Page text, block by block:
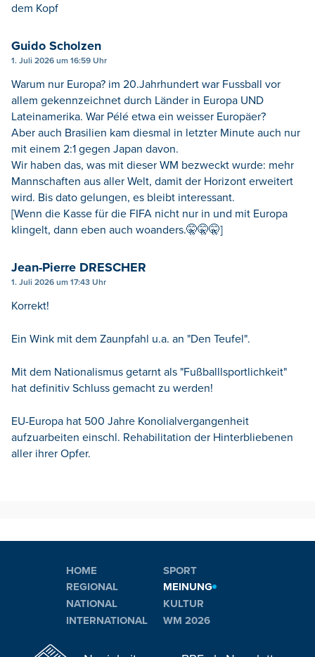
dem Kopf
Guido Scholzen
1. Juli 2026 um 16:59 Uhr
Warum nur Europa? im 20.Jahrhundert war Fussball vor
allem gekennzeichnet durch Länder in Europa UND
Lateinamerika. War Pélé etwa ein weisser Europäer?
Aber auch Brasilien kam diesmal in letzter Minute auch nur
mit einem 2:1 gegen Japan davon.
Wir haben das, was mit dieser WM bezweckt wurde: mehr
Mannschaften aus aller Welt, damit der Horizont erweitert
wird. Bis dato gelungen, es bleibt interessant.
[Wenn die Kasse für die FIFA nicht nur in und mit Europa
klingelt, dann eben auch woanders.🤫🤫🤫]
Jean-Pierre DRESCHER
1. Juli 2026 um 17:43 Uhr
Korrekt!
Ein Wink mit dem Zaunpfahl u.a. an "Den Teufel".
Mit dem Nationalismus getarnt als "Fußballlsportlichkeit"
hat definitiv Schluss gemacht zu werden!
EU-Europa hat 500 Jahre Konolialvergangenheit
aufzuarbeiten einschl. Rehabilitation der Hinterbliebenen
aller ihrer Opfer.
HOME
REGIONAL
NATIONAL
INTERNATIONAL
SPORT
MEINUNG
KULTUR
WM 2026